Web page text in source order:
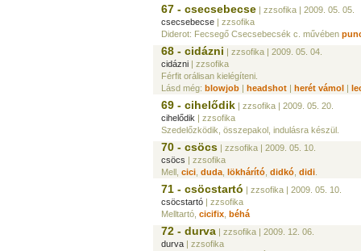
67 - csecsebecse | zzsofika | 2009. 05. 05.
csecsebecse | zzsofika
Diderot: Fecsegő Csecsebecsék c. művében
68 - cidázni | zzsofika | 2009. 05. 04.
cidázni | zzsofika
Férfit orálisan kielégíteni.
Lásd még: blowjob | headshot | herét vámol |
69 - cihelődik | zzsofika | 2009. 05. 20.
cihelődik | zzsofika
Szedelőzködik, összepakol, indulásra készül.
70 - csöcs | zzsofika | 2009. 05. 10.
csöcs | zzsofika
Mell, cici duda lökhárító didkó didi
71 - csöcstartó | zzsofika | 2009. 05. 10.
csöcstartó | zzsofika
Melltartó, cicifix béhá
72 - durva | zzsofika | 2009. 12. 06.
durva | zzsofika